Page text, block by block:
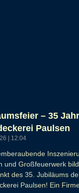
– 35
Paulsen
12:04
und Großfeuerwerk
des 35. Jubiläums
Paulsen! Ein